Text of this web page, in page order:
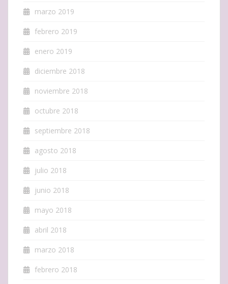
marzo 2019
febrero 2019
enero 2019
diciembre 2018
noviembre 2018
octubre 2018
septiembre 2018
agosto 2018
julio 2018
junio 2018
mayo 2018
abril 2018
marzo 2018
febrero 2018